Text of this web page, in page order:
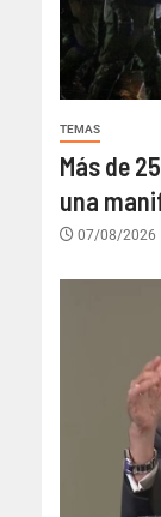
TEMAS
Más de
una
07/08/2026